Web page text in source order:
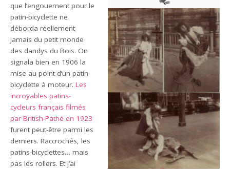
que l’engouement pour le
patin-bicyclette ne
déborda réellement
jamais du petit monde
des dandys du Bois. On
signala bien en 1906 la
mise au point d’un patin-
bicyclette à moteur.Les
incroyables patins-
cycleurs français filmés
par British-Pathé en 1923
furent peut-être parmi les
derniers. Raccrochés, les
patins-bicyclettes… mais
pas les rollers. Et j’ai